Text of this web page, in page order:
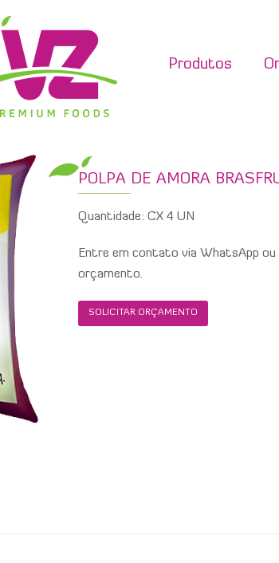
Produtos
POLPA DE AMORA
Quantidade: CX 4 UN
Entre em contato via WhatsApp ou
orçamento.
SOLICITAR ORÇAMENTO